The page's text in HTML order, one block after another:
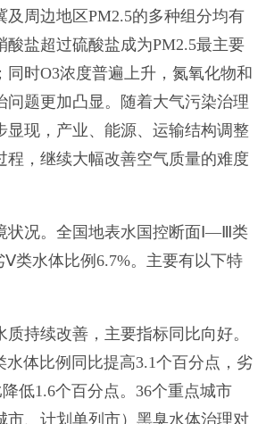
及周边地区PM2.5的多种组分均有
酸盐超过硫酸盐成为PM2.5最主要
同时O3浓度普遍上升，氮氧化物和
问题更加凸显。随着大气污染治理
显现，产业、能源、运输结构调整
程，继续大幅改善空气质量的难度
况。全国地表水国控断面Ⅰ—Ⅲ类
Ⅴ类水体比例6.7%。主要有以下特
续改善，主要指标同比向好。
体比例同比提高3.1个百分点，劣
低1.6个百分点。36个重点城市
市、计划单列市）黑臭水体治理对